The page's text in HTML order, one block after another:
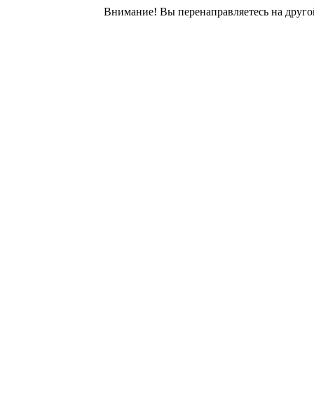
Внимание! Вы перенаправляетесь на